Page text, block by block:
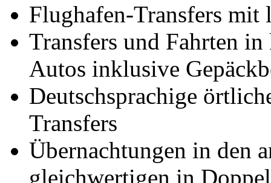
Flughafen-Transfers mit
Transfers und Fahrten
Autos inklusive
Deutschsprachige
Transfers
Übernachtungen in den
gleichwertigen in